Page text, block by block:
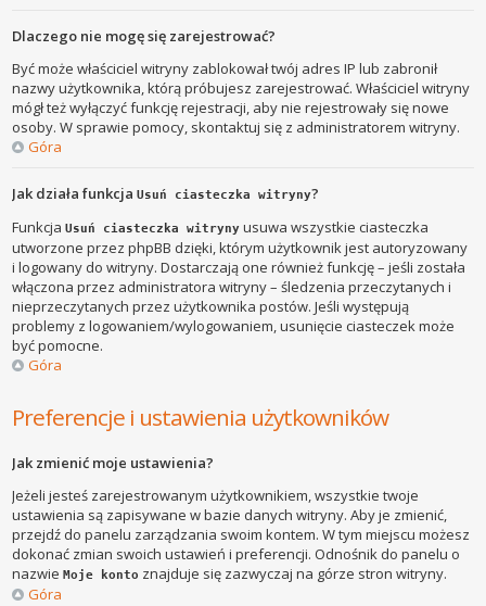
Dlaczego nie mogę się zarejestrować?
Być może właściciel witryny zablokował twój adres IP lub zabronił
nazwy użytkownika, którą próbujesz zarejestrować. Właściciel witryny
mógł też wyłączyć funkcję rejestracji, aby nie rejestrowały się nowe
osoby. W sprawie pomocy, skontaktuj się z administratorem witryny.
Góra
Jak działa funkcjaUsuń ciasteczka witryny?
FunkcjaUsuń ciasteczka witryny usuwa wszystkie ciasteczka
utworzone przez phpBB dzięki, którym użytkownik jest autoryzowany
i logowany do witryny. Dostarczają one również funkcję – jeśli została
włączona przez administratora witryny – śledzenia przeczytanych i
nieprzeczytanych przez użytkownika postów. Jeśli występują
problemy z logowaniem/wylogowaniem, usunięcie ciasteczek może
być pomocne.
Góra
Preferencje i ustawienia użytkowników
Jak zmienić moje ustawienia?
Jeżeli jesteś zarejestrowanym użytkownikiem, wszystkie twoje
ustawienia są zapisywane w bazie danych witryny. Aby je zmienić,
przejdź do panelu zarządzania swoim kontem. W tym miejscu możesz
dokonać zmian swoich ustawień i preferencji. Odnośnik do panelu o
nazwieMoje konto znajduje się zazwyczaj na górze stron witryny.
Góra